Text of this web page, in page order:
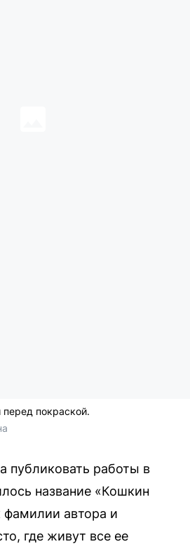
перед покраской.
публиковать работы в
название «Кошкин
автора и
где живут все ее